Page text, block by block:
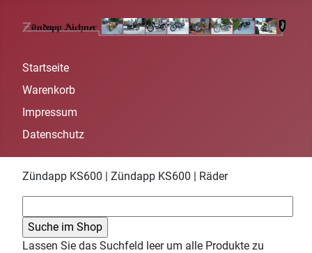
Startseite
Warenkorb
Impressum
Datenschutz
Zündapp KS600 | Zündapp KS600 | Räder
Lassen Sie das Suchfeld leer um alle Produkte zu